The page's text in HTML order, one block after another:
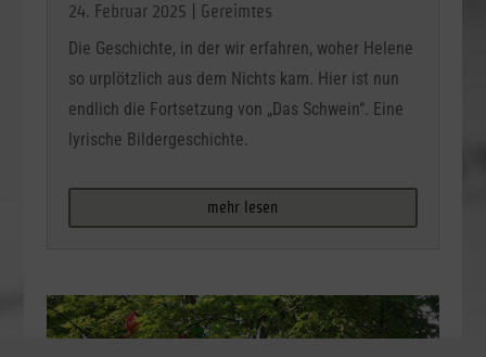
24. Februar 2025 Gereimtes
Die Geschichte, in der wir erfahren, woher Helene
so urplötzlich aus dem Nichts kam. Hier ist nun
endlich die Fortsetzung von „Das Schwein“. Eine
lyrische Bildergeschichte.
mehr lesen